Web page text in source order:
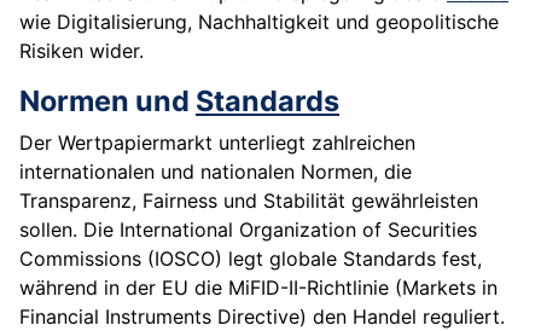
wie Digitalisierung, Nachhaltigkeit und geopolitische
Risiken wider.
Normen und Standards
Der Wertpapiermarkt unterliegt zahlreichen
internationalen und nationalen Normen, die
Transparenz, Fairness und Stabilität gewährleisten
sollen. Die International Organization of Securities
Commissions (IOSCO) legt globale Standards fest,
während in der EU die MiFID-II-Richtlinie (Markets in
Financial Instruments Directive) den Handel reguliert.